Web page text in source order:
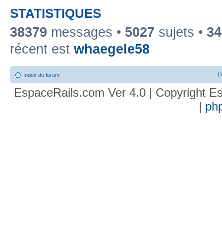
STATISTIQUES
38379 messages • 5027 sujets •
récent est whaegele58
Index du forum
EspaceRails.com Ver 4.0 | Copyright
|